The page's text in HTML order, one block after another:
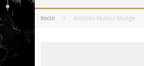
Inicio Antonio Muñoz Monge